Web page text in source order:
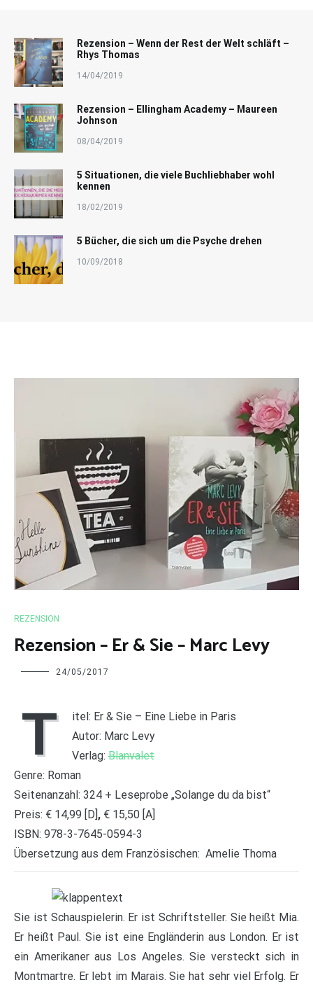
Rezension – Wenn der Rest der Welt schläft –
Rhys Thomas
14/04/2019
Rezension – Ellingham Academy – Maureen
Johnson
08/04/2019
5 Situationen, die viele Buchliebhaber wohl
kennen
18/02/2019
5 Bücher, die sich um die Psyche drehen
10/09/2018
REZENSION
Rezension – Er & Sie – Marc Levy
Charline 24/05/2017
T
itel: Er & Sie – Eine Liebe in Paris
Autor: Marc Levy
Verlag: Blanvalet
Genre: Roman
Seitenanzahl: 324 + Leseprobe „Solange du da bist“
Preis: € 14,99 [D] , € 15,50 [A]
ISBN: 978-3-7645-0594-3
Übersetzung aus dem Französischen: Amelie Thoma
Sie ist Schauspielerin. Er ist Schriftsteller. Sie heißt Mia.
Er heißt Paul. Sie ist eine Engländerin aus London. Er ist
ein Amerikaner aus Los Angeles. Sie versteckt sich in
Montmartre. Er lebt im Marais. Sie hat sehr viel Erfolg. Er